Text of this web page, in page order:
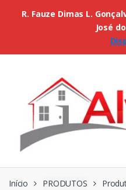
Início PRODUTOS
R. Fauze Dimas L.
José